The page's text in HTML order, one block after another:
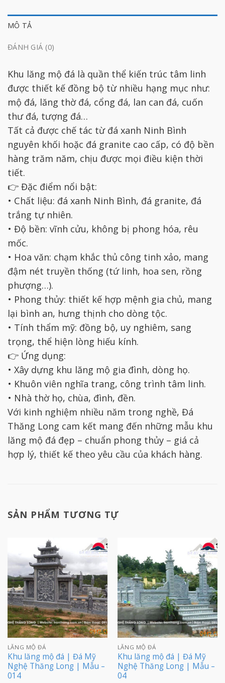
MÔ TẢ
ĐÁNH GIÁ (0)
Khu lăng mộ đá là quần thể kiến trúc tâm linh
được thiết kế đồng bộ từ nhiều hạng mục như:
mộ đá, lăng thờ đá, cổng đá, lan can đá, cuốn
thư đá, tượng đá…
Tất cả được chế tác từ đá xanh Ninh Bình
nguyên khối hoặc đá granite cao cấp, có độ bền
hàng trăm năm, chịu được mọi điều kiện thời
tiết.
👉 Đặc điểm nổi bật:
• Chất liệu: đá xanh Ninh Bình, đá granite, đá
trắng tự nhiên.
• Độ bền: vĩnh cửu, không bị phong hóa, rêu
mốc.
• Hoa văn: chạm khắc thủ công tinh xảo, mang
đậm nét truyền thống (tứ linh, hoa sen, rồng
phượng…).
• Phong thủy: thiết kế hợp mệnh gia chủ, mang
lại bình an, hưng thịnh cho dòng tộc.
• Tính thẩm mỹ: đồng bộ, uy nghiêm, sang
trọng, thể hiện lòng hiếu kính.
👉 Ứng dụng:
• Xây dựng khu lăng mộ gia đình, dòng họ.
• Khuôn viên nghĩa trang, công trình tâm linh.
• Nhà thờ họ, chùa, đình, đền.
Với kinh nghiệm nhiều năm trong nghề, Đá
Thăng Long cam kết mang đến những mẫu khu
lăng mộ đá đẹp – chuẩn phong thủy – giá cả
hợp lý, thiết kế theo yêu cầu của khách hàng.
SẢN PHẨM TƯƠNG TỰ
LĂNG MỘ ĐÁ
Khu lăng mộ đá | Đá Mỹ
Nghệ Thăng Long | Mẫu –
014
LĂNG MỘ ĐÁ
Khu lăng mộ đá | Đá Mỹ
Nghệ Thăng Long | Mẫu –
04